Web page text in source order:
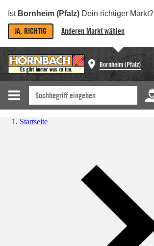
Ist Bornheim (Pfalz) Dein richtiger Markt?
JA, RICHTIG Anderen Markt wählen
Bornheim (Pfalz)
Startseite